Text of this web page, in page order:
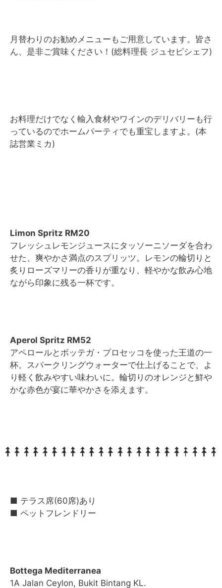
月替わりのお勧めメニューもご用意しています。皆さ
ん、是非ご賞味ください！(総料理長 ジュセピシェフ)
お料理だけでなく輸入食材やワインのデリバリーも行
っているのでホームパーティでも重宝しますよ。(本
誌営業ミカ)
Limon Spritz RM20
フレッシュレモンジュースにタッソーニソーダを合わ
せた、爽やかさ満点のスプリッツ。レモンの輪切りと
炙りローズマリーの香りが重なり、軽やかな飲み心地
ながら印象に残る一杯です。
Aperol Spritz RM52
アペロールとボッテガ・プロセッコを使った王道の一
杯。スパークリングウォーターで仕上げることで、よ
り軽く飲みやすい味わいに。輪切りのオレンジと鮮や
かな赤色が宴に華やかさを添えます。
■ テラス席(60席)あり
■ ペットフレンドリー
Bottega Mediterranea
1A Jalan Ceylon, Bukit Bintang KL.